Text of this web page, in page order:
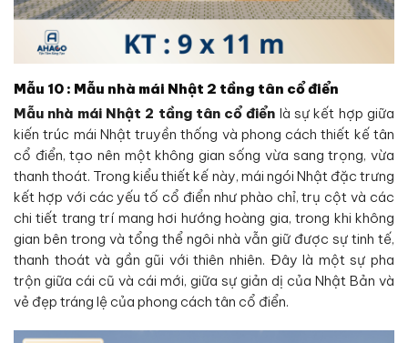
Mẫu 10 : Mẫu nhà mái Nhật 2 tầng tân cổ điển
Mẫu nhà mái Nhật 2 tầng tân cổ điển là sự kết hợp giữa
kiến trúc mái Nhật truyền thống và phong cách thiết kế tân
cổ điển, tạo nên một không gian sống vừa sang trọng, vừa
thanh thoát. Trong kiểu thiết kế này, mái ngói Nhật đặc trưng
kết hợp với các yếu tố cổ điển như phào chỉ, trụ cột và các
chi tiết trang trí mang hơi hướng hoàng gia, trong khi không
gian bên trong và tổng thể ngôi nhà vẫn giữ được sự tinh tế,
thanh thoát và gần gũi với thiên nhiên. Đây là một sự pha
trộn giữa cái cũ và cái mới, giữa sự giản dị của Nhật Bản và
vẻ đẹp tráng lệ của phong cách tân cổ điển.